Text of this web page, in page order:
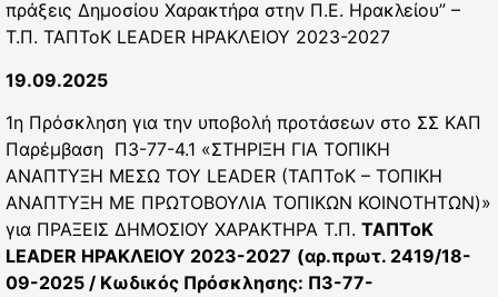
πράξεις Δημοσίου Χαρακτήρα στην Π.Ε. Ηρακλείου” –
Τ.Π. ΤΑΠΤοΚ LEADER ΗΡΑΚΛΕΙΟΥ 2023-2027
19.09.2025
1η Πρόσκληση για την υποβολή προτάσεων στο ΣΣ ΚΑΠ
Παρέμβαση Π3-77-4.1 «ΣΤΗΡΙΞΗ ΓΙΑ ΤΟΠΙΚΗ
ΑΝΑΠΤΥΞΗ ΜΕΣΩ ΤΟΥ LEADER (ΤΑΠΤοΚ – ΤΟΠΙΚΗ
ΑΝΑΠΤΥΞΗ ΜΕ ΠΡΩΤΟΒΟΥΛΙΑ ΤΟΠΙΚΩΝ ΚΟΙΝΟΤΗΤΩΝ)»
για ΠΡΑΞΕΙΣ ΔΗΜΟΣΙΟΥ ΧΑΡΑΚΤΗΡΑ Τ.Π. ΤΑΠΤοΚ
LEADER ΗΡΑΚΛΕΙΟΥ 2023-2027 (αρ.πρωτ. 2419/18-
09-2025 / Κωδικός Πρόσκλησης: Π3-77-